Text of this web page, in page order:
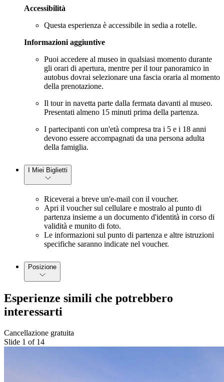
Accessibilità
Questa esperienza è accessibile in sedia a rotelle.
Informazioni aggiuntive
Puoi accedere al museo in qualsiasi momento durante
gli orari di apertura, mentre per il tour panoramico in
autobus dovrai selezionare una fascia oraria al momento
della prenotazione.
Il tour in navetta parte dalla fermata davanti al museo.
Presentati almeno 15 minuti prima della partenza.
I partecipanti con un'età compresa tra i 5 e i 18 anni
devono essere accompagnati da una persona adulta
della famiglia.
I Miei Biglietti
Riceverai a breve un'e-mail con il voucher.
Apri il voucher sul cellulare e mostralo al punto di
partenza insieme a un documento d'identità in corso di
validità e munito di foto.
Le informazioni sul punto di partenza e altre istruzioni
specifiche saranno indicate nel voucher.
Posizione
Esperienze simili che potrebbero
interessarti
Cancellazione gratuita
Slide 1 of 14